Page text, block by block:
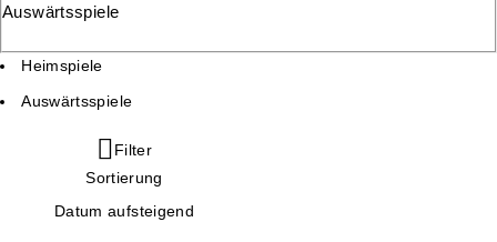
Auswärtsspiele
Heimspiele
Auswärtsspiele
Filter
Sortierung
Datum aufsteigend